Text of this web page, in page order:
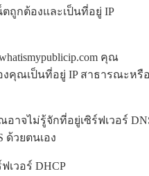
ถูกต้องและเป็นที่อยู่ IP
คุณ
งคุณเป็นที่อยู่ IP สาธารณะหรื
าจไม่รู้จักที่อยู่เซิร์ฟเวอร์
ด้วยตนเอง
เวอร์ DHCP